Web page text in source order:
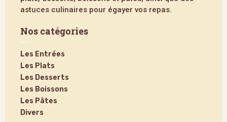
astuces culinaires pour égayer vos repas.
Nos catégories
Les Entrées
Les Plats
Les Desserts
Les Boissons
Les Pâtes
Divers